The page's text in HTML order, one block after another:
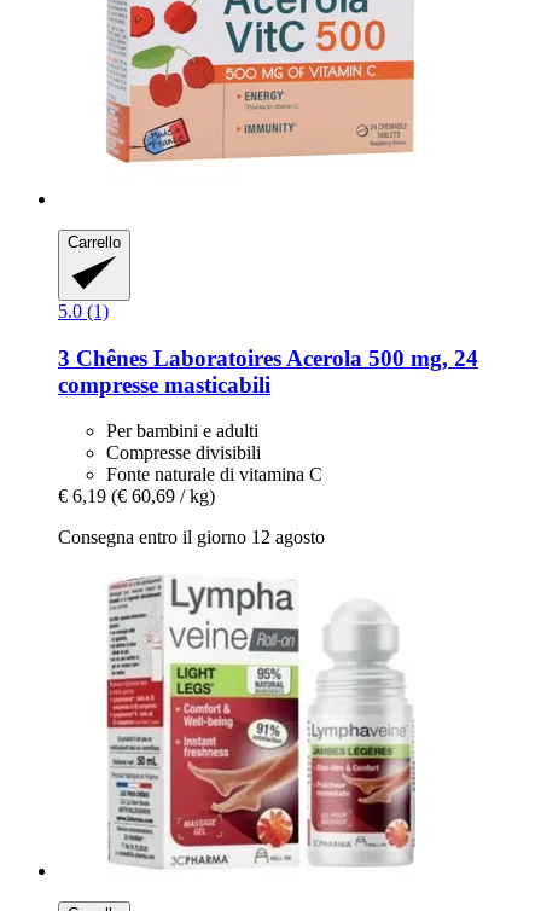
Carrello
5.0 (1)
3 Chênes Laboratoires Acerola 500 mg, 24
compresse masticabili
Per bambini e adulti
Compresse divisibili
Fonte naturale di vitamina C
€ 6,19 (€ 60,69 / kg)
Consegna entro il giorno 12 agosto